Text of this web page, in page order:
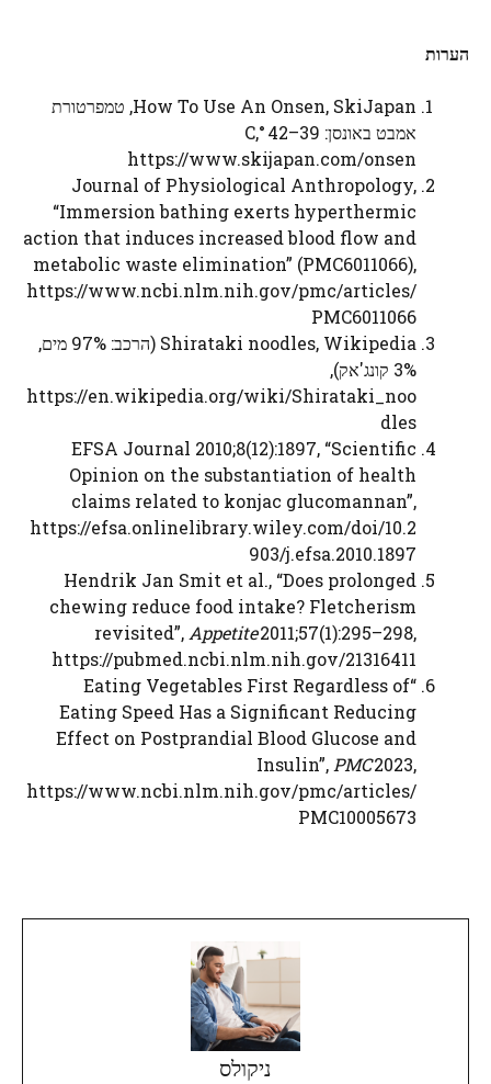
הערות
How To Use An Onsen, SkiJapan, טמפרטורת
אמבט באונסן: 39–42 °C,
https://www.skijapan.com/onsen
Journal of Physiological Anthropology,
“Immersion bathing exerts hyperthermic
action that induces increased blood flow and
metabolic waste elimination” (PMC6011066),
https://www.ncbi.nlm.nih.gov/pmc/articles/
PMC6011066
Shirataki noodles, Wikipedia (הרכב: 97% מים,
3% קונג'אק),
https://en.wikipedia.org/wiki/Shirataki_noo
dles
EFSA Journal 2010;8(12):1897, “Scientific
Opinion on the substantiation of health
claims related to konjac glucomannan”,
https://efsa.onlinelibrary.wiley.com/doi/10.2
903/j.efsa.2010.1897
Hendrik Jan Smit et al., “Does prolonged
chewing reduce food intake? Fletcherism
revisited”, Appetite2011;57(1):295–298,
https://pubmed.ncbi.nlm.nih.gov/21316411
“Eating Vegetables First Regardless of
Eating Speed Has a Significant Reducing
Effect on Postprandial Blood Glucose and
Insulin”, PMC2023,
https://www.ncbi.nlm.nih.gov/pmc/articles/
PMC10005673
ניקולס